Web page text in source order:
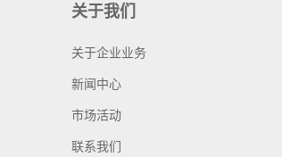
关于我们
关于企业业务
新闻中心
市场活动
联系我们